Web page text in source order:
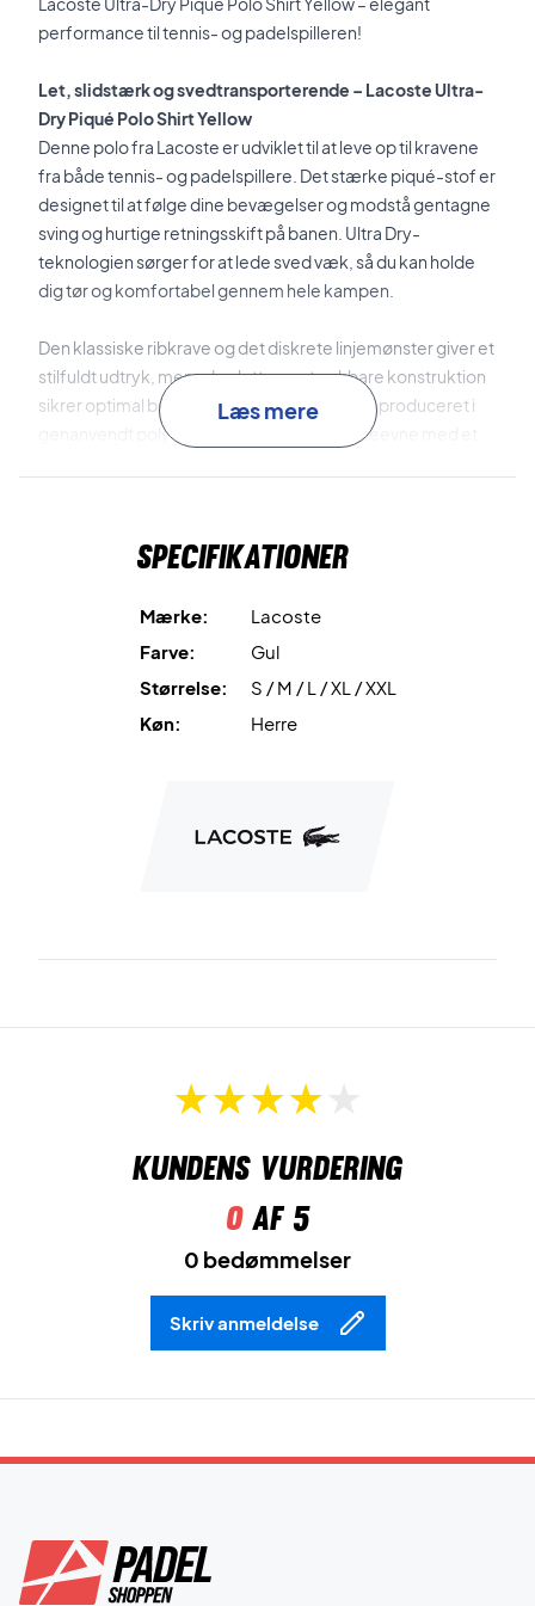
performance til tennis- og padelspilleren!
Let, slidstærk og svedtransporterende – Lacoste Ultra-
Dry Piqué Polo Shirt Yellow
Denne polo fra Lacoste er udviklet til at leve op til kravene
fra både tennis- og padelspillere. Det stærke piqué-stof er
designet til at følge dine bevægelser og modstå gentagne
sving og hurtige retningsskift på banen. Ultra Dry-
teknologien sørger for at lede sved væk, så du kan holde
dig tør og komfortabel gennem hele kampen.
Den klassiske ribkrave og det diskrete linjemønster giver et
stilfuldt udtryk, mens den lette og strækbare konstruktion
sikrer optimal bevægelsesfrihed. Poloen er produceret i
genanvendt polyester for at kombinere ydeevne med et
Ultra-Dry Piqué Polo i dag!
Materiale: Ydre lag: 100% polyester / Skulder del: 92%
Læs mere
Specifikationer
Mærke:
Lacoste
Farve:
Gul
Størrelse:
S / M / L / XL / XXL
Køn:
Herre
Kundens vurdering
0af 5
0 bedømmelser
Skriv anmeldelse